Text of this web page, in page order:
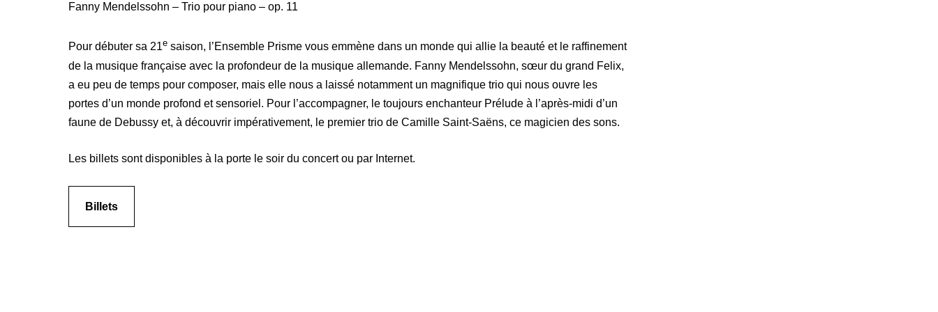
Fanny Mendelssohn – Trio pour piano – op. 11
Pour débuter sa 21e saison, l’Ensemble Prisme vous emmène dans un monde qui allie la beauté et le raffinement
de la musique française avec la profondeur de la musique allemande. Fanny Mendelssohn, sœur du grand Felix,
a eu peu de temps pour composer, mais elle nous a laissé notamment un magnifique trio qui nous ouvre les
portes d’un monde profond et sensoriel. Pour l’accompagner, le toujours enchanteur Prélude à l’après-midi d’un
faune de Debussy et, à découvrir impérativement, le premier trio de Camille Saint-Saëns, ce magicien des sons.
Les billets sont disponibles à la porte le soir du concert ou par Internet.
Billets